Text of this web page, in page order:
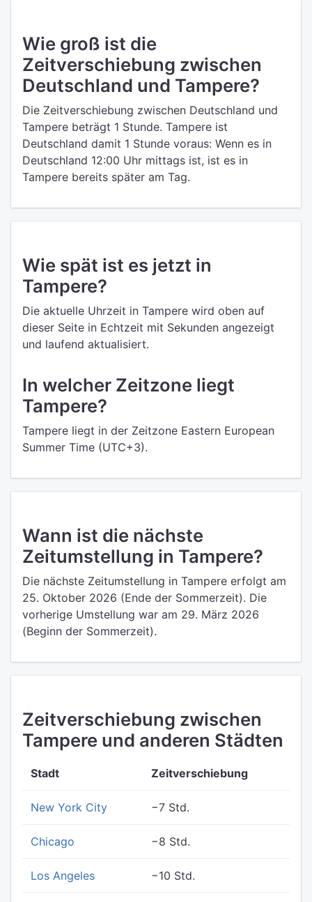
Wie groß ist die
Zeitverschiebung zwischen
Deutschland und Tampere?
Die Zeitverschiebung zwischen Deutschland und
Tampere beträgt 1 Stunde. Tampere ist
Deutschland damit 1 Stunde voraus: Wenn es in
Deutschland 12:00 Uhr mittags ist, ist es in
Tampere bereits später am Tag.
Wie spät ist es jetzt in
Tampere?
Die aktuelle Uhrzeit in Tampere wird oben auf
dieser Seite in Echtzeit mit Sekunden angezeigt
und laufend aktualisiert.
In welcher Zeitzone liegt
Tampere?
Tampere liegt in der Zeitzone Eastern European
Summer Time (UTC+3).
Wann ist die nächste
Zeitumstellung in Tampere?
Die nächste Zeitumstellung in Tampere erfolgt am
25. Oktober 2026 (Ende der Sommerzeit). Die
vorherige Umstellung war am 29. März 2026
(Beginn der Sommerzeit).
Zeitverschiebung zwischen
Tampere und anderen Städten
Stadt Zeitverschiebung
New York City −7 Std.
Chicago −8 Std.
Los Angeles −10 Std.